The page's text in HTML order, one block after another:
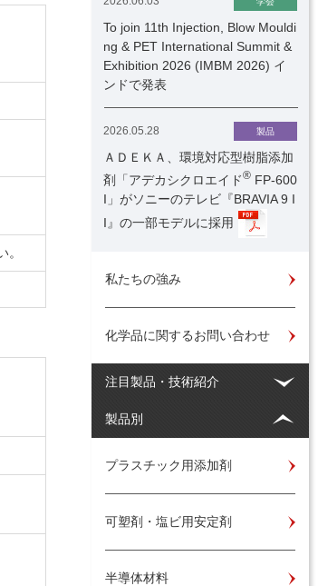
To join 11th Injection, Blow Mouldi
ng & PET International Summit &
Exhibition 2026 (IMBM 2026) イ
ンドで発表
2026.05.28 製品
ＡＤＥＫＡ、環境対応型樹脂添加
剤「アデカシクロエイド® FP-600
I」がソニーのテレビ『BRAVIA 9 I
I』の一部モデルに採用
私たちの強み
化学品に関するお問い合わせ
注目製品・技術紹介
製品別
プラスチック用添加剤
可塑剤・塩ビ用安定剤
半導体材料